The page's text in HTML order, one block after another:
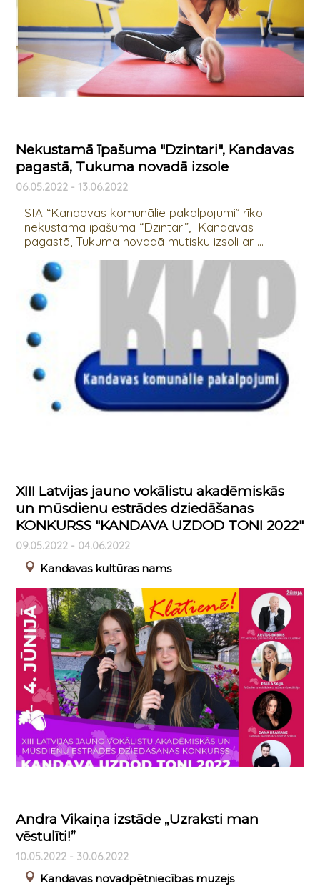
Nekustamā īpašuma "Dzintari", Kandavas
pagastā, Tukuma novadā izsole
06.05.2022 - 13.06.2022
SIA “Kandavas komunālie pakalpojumi” rīko
nekustamā īpašuma “Dzintari”, Kandavas
pagastā, Tukuma novadā mutisku izsoli ar ...
XIII Latvijas jauno vokālistu akadēmiskās
un mūsdienu estrādes dziedāšanas
KONKURSS "KANDAVA UZDOD TONI 2022"
09.05.2022 - 04.06.2022
Kandavas kultūras nams
Andra Vikaiņa izstāde „Uzraksti man
vēstulīti!”
10.05.2022 - 30.06.2022
Kandavas novadpētniecības muzejs